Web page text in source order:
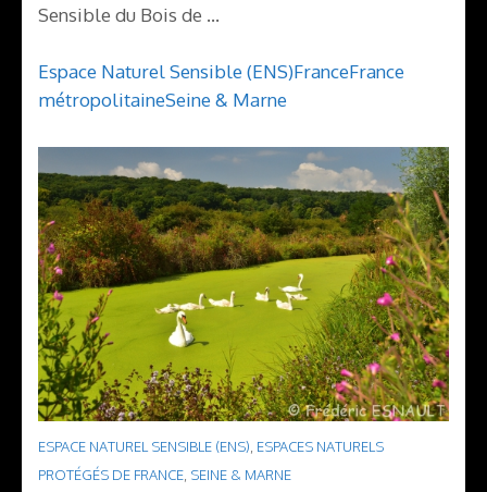
Sensible du Bois de …
Espace Naturel Sensible (ENS)FranceFrance
métropolitaineSeine & Marne
ESPACE NATUREL SENSIBLE (ENS) ESPACES NATURELS
PROTÉGÉS DE FRANCE SEINE & MARNE